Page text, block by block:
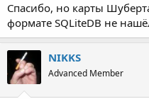
Спасибо, но карты
формате SQLiteDB не
NIKKS
Advanced Member